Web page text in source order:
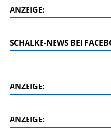
ANZEIGE:
SCHALKE-NEWS BEI
ANZEIGE:
ANZEIGE: